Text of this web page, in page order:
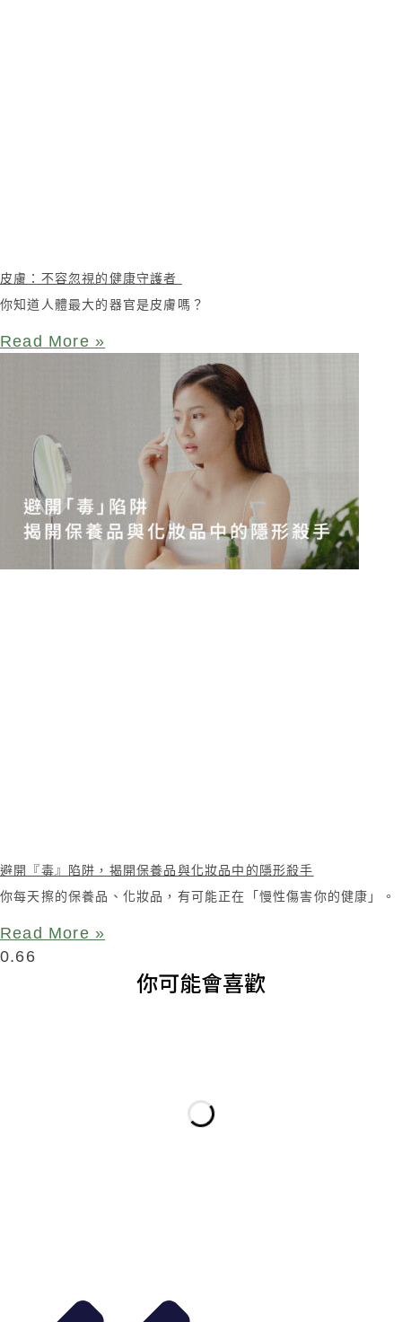
皮膚：不容忽視的健康守護者
你知道人體最大的器官是皮膚嗎？
Read More »
避開『毒』陷阱，揭開保養品與化妝品中的隱形殺手
你每天擦的保養品、化妝品，有可能正在「慢性傷害你的健康」。
Read More »
你可能會喜歡